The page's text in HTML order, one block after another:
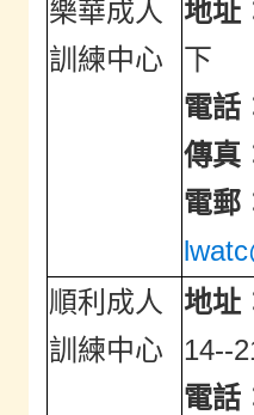
樂華成人
訓練中心
地址
下
電話
傳真
電郵
順利成人
訓練中心
地址
14--
電話